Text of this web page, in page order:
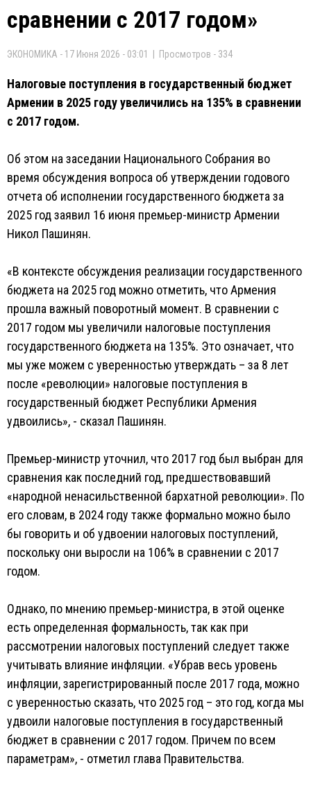
сравнении с 2017 годом»
ЭКОНОМИКА - 17 Июня 2026 - 03:01 | Просмотров - 334
Налоговые поступления в государственный бюджет
Армении в 2025 году увеличились на 135% в сравнении
с 2017 годом.
Об этом на заседании Национального Собрания во
время обсуждения вопроса об утверждении годового
отчета об исполнении государственного бюджета за
2025 год заявил 16 июня премьер-министр Армении
Никол Пашинян.
«В контексте обсуждения реализации государственного
бюджета на 2025 год можно отметить, что Армения
прошла важный поворотный момент. В сравнении с
2017 годом мы увеличили налоговые поступления
государственного бюджета на 135%. Это означает, что
мы уже можем с уверенностью утверждать – за 8 лет
после «революции» налоговые поступления в
государственный бюджет Республики Армения
удвоились», - сказал Пашинян.
Премьер-министр уточнил, что 2017 год был выбран для
сравнения как последний год, предшествовавший
«народной ненасильственной бархатной революции». По
его словам, в 2024 году также формально можно было
бы говорить и об удвоении налоговых поступлений,
поскольку они выросли на 106% в сравнении с 2017
годом.
Однако, по мнению премьер-министра, в этой оценке
есть определенная формальность, так как при
рассмотрении налоговых поступлений следует также
учитывать влияние инфляции. «Убрав весь уровень
инфляции, зарегистрированный после 2017 года, можно
с уверенностью сказать, что 2025 год – это год, когда мы
удвоили налоговые поступления в государственный
бюджет в сравнении с 2017 годом. Причем по всем
параметрам», - отметил глава Правительства.